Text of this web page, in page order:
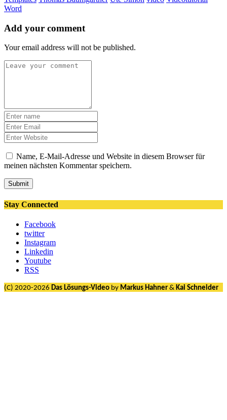
Word
Add your comment
Your email address will not be published.
Name, E-Mail-Adresse und Website in diesem Browser für
meinen nächsten Kommentar speichern.
Submit
Stay Connected
Facebook
twitter
Instagram
Linkedin
Youtube
RSS
(C) 2020-2026 Das Lösungs-Video by Markus Hahner & Kai Schneider